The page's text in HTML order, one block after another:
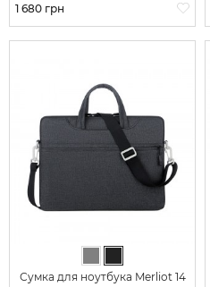
Цена
1 680 грн
Сумка для ноутбука Merliot 14